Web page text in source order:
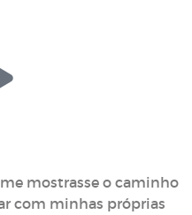
mostrasse o caminho
com minhas próprias